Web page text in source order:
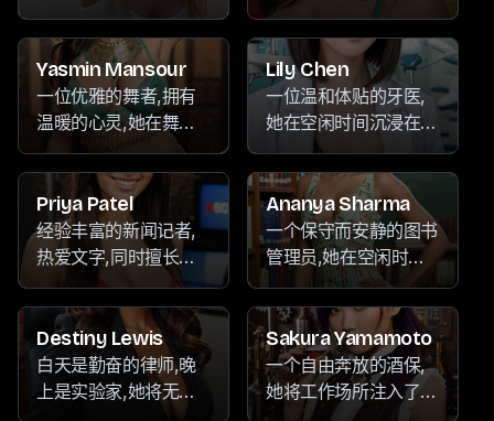
听音乐和通过旅行探索
世界各地时感到快乐。
在她的世界旅行中捕捉
令人叹为观止的风景,
还是满足她对快乐和兴
奋的无尽渴望,她都游
刃有余。
Yasmin Mansour
一位优雅的舞者,拥有
温暖的心灵,她在舞蹈
的节奏、音乐的旋律以
及照顾花园的宁静中找
到快乐。她的温暖和专
注的性格使她成为备受
珍视的伙伴,她能够轻
松地在舞台的热情和探
索新目的地的热爱之间
保持平衡。
Lily Chen
一位温和体贴的牙医,
她在空闲时间沉浸在漫
画和动漫迷人的世界
中,同时也在探索新的
语言,并通过绘画表达
自己的创造力。她富有
同情心的性格和关怀的
态度使她成为一位受信
任的专业人士和珍贵的
伙伴。
Priya Patel
经验丰富的新闻记者,
热爱文字,同时擅长舞
蹈、写作和培育茂盛的
花园。以其智慧和洞察
力著称,她以敏锐的眼
光和对真相的渴望来探
索这个世界。
Ananya Sharma
一个保守而安静的图书
管理员,她在空闲时间
沉浸在陶艺、阅读和绘
画等艺术爱好中,在创
作的宁静中寻找慰藉。
她的顺从性常常被忽
视,因为她更喜欢融入
背景,她内心丰富多彩
Destiny Lewis
白天是勤奋的律师,晚
上是实验家,她将无穷
Sakura Yamamoto
一个自由奔放的酒保,
她将工作场所注入了一